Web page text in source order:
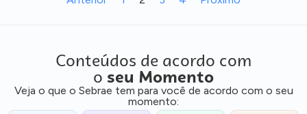
Conteúdos de acordo com
o seu Momento
Veja o que o Sebrae tem para você de acordo com o seu
momento: